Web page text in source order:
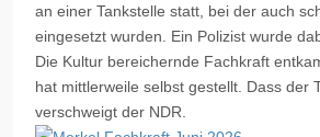
an einer Tankstelle statt, bei der auch
eingesetzt wurden. Ein Polizist wurde
Die Kultur bereichernde Fachkraft
hat mittlerweile selbst gestellt. Dass der
verschweigt der NDR.